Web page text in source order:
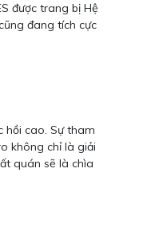
được trang bị Hệ
đang tích cực
hồi cao. Sự tham
không chỉ là giải
quán sẽ là chìa